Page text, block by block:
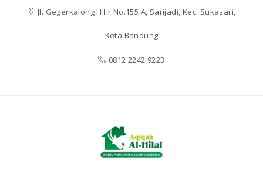
Jl. Gegerkalong Hilir No.155 A, Sarijadi, Kec. Sukasari,
Kota Bandung
0812 2242 9223